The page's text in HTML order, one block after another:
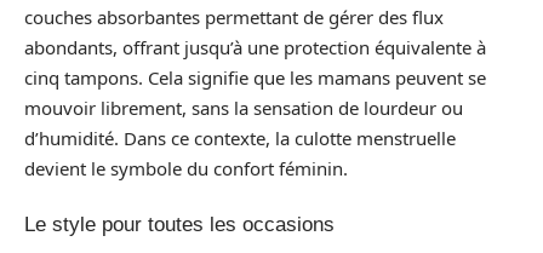
couches absorbantes permettant de gérer des flux
abondants, offrant jusqu’à une protection équivalente à
cinq tampons. Cela signifie que les mamans peuvent se
mouvoir librement, sans la sensation de lourdeur ou
d’humidité. Dans ce contexte, la culotte menstruelle
devient le symbole du confort féminin.
Le style pour toutes les occasions